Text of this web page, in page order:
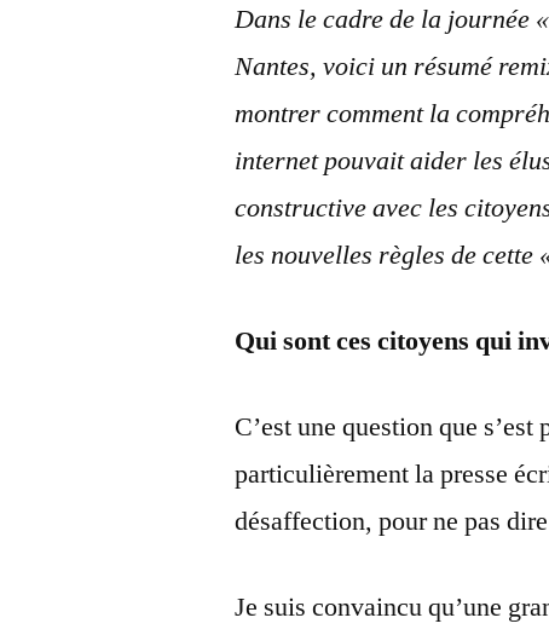
Dans le cadre de la journée «
Nantes, voici un résumé
montrer comment la
internet pouvait aider les
constructive avec les
les nouvelles règles de cette
Qui sont ces citoyens qui
C’est une question que
particulièrement la presse
désaffection, pour ne pas
Je suis convaincu qu’une